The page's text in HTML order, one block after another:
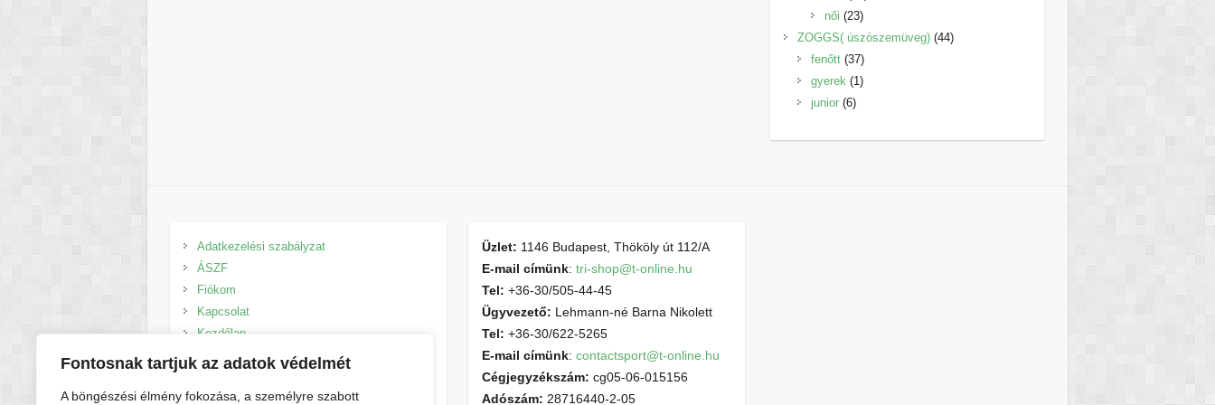
Fontosnak tartjuk az adatok védelmét
A böngészési élmény fokozása, a személyre szabott
női 2323
termék
ZOGGS( úszószemüveg) 4444
fenőtt 3737
termék
gyerek 11
junior 66
Adatkezelési szabályzat
ÁSZF
Fiókom
Kapcsolat
Kezdőlap
Pénztár
Üzlet: 1146 Budapest, Thököly út 112/A
E-mail címünk:tri-shop@t-online.hu
Tel: +36-30/505-44-45
Ügyvezető: Lehmann-né Barna Nikolett
Tel: +36-30/622-5265
E-mail címünk:contactsport@t-online.hu
Cégjegyzékszám: cg05-06-015156
Adószám: 28716440-2-05